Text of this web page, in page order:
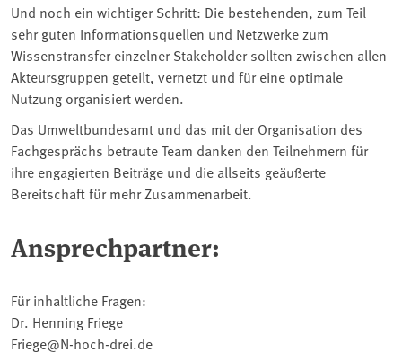
Und noch ein wichtiger Schritt: Die bestehenden, zum Teil
sehr guten Informationsquellen und Netzwerke zum
Wissenstransfer einzelner Stakeholder sollten zwischen allen
Akteursgruppen geteilt, vernetzt und für eine optimale
Nutzung organisiert werden.
Das Umweltbundesamt und das mit der Organisation des
Fachgesprächs betraute Team danken den Teilnehmern für
ihre engagierten Beiträge und die allseits geäußerte
Bereitschaft für mehr Zusammenarbeit.
Ansprechpartner:
Für inhaltliche Fragen:
Dr. Henning Friege
Friege@N-hoch-drei.de